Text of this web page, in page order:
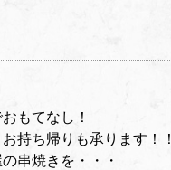
もてなし！
持ち帰りも承ります！！
串焼きを・・・